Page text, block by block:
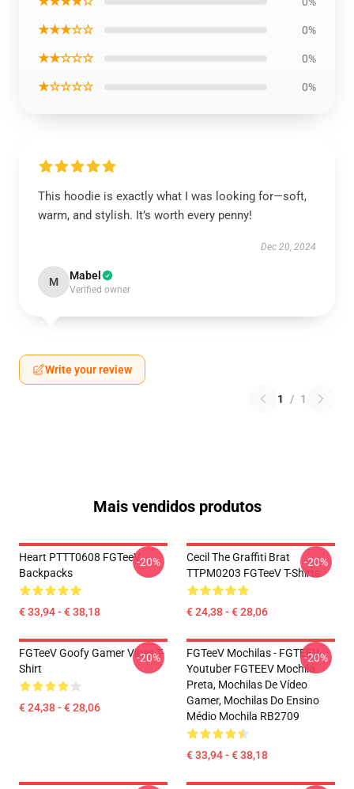
★★★☆☆ 0%
★★☆☆☆ 0%
★☆☆☆☆ 0%
This hoodie is exactly what I was looking for—soft,
warm, and stylish. It’s worth every penny!
Dec 20, 2024
M Mabel
Verified owner
Write your review
1 / 1
Mais vendidos produtos
Heart PTTT0608 FGTeeV
Backpacks
€ 33,94 - € 38,18
-20%
Cecil The Graffiti Brat
TTPM0203 FGTeeV T-Shirts
€ 24,38 - € 28,06
-20%
FGTeeV Goofy Gamer Vibes T-
Shirt
€ 24,38 - € 28,06
-20%
FGTeeV Mochilas - FGTEEV.
Youtuber FGTEEV Mochila
Preta, Mochilas De Vídeo
Gamer, Mochilas Do Ensino
Médio Mochila RB2709
€ 33,94 - € 38,18
-20%